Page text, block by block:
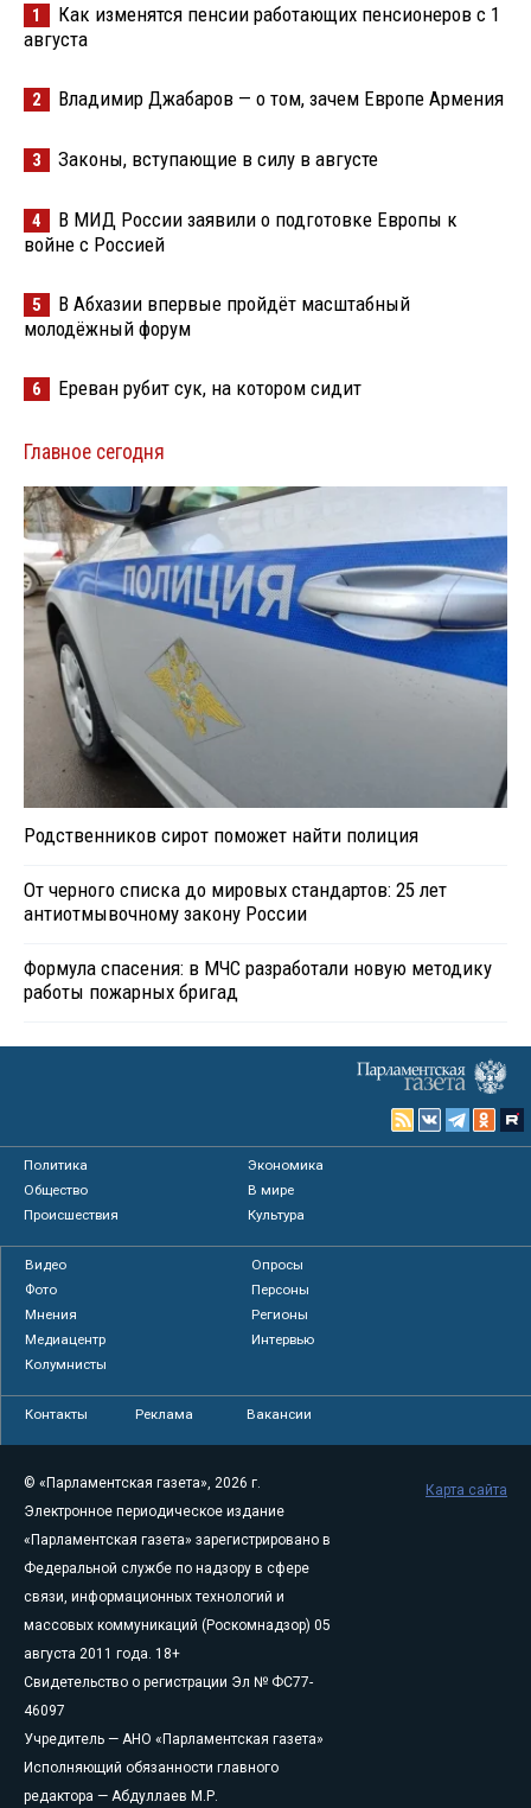
1
Как изменятся пенсии работающих пенсионеров с 1
августа
2 Владимир Джабаров — о том, зачем Европе Армения
3 Законы, вступающие в силу в августе
4
В МИД России заявили о подготовке Европы к
войне с Россией
5
В Абхазии впервые пройдёт масштабный
молодёжный форум
6 Ереван рубит сук, на котором сидит
Главное сегодня
Родственников сирот поможет найти полиция
От черного списка до мировых стандартов: 25 лет
антиотмывочному закону России
Формула спасения: в МЧС разработали новую методику
работы пожарных бригад
Политика
Экономика
Общество
В мире
Происшествия
Культура
Видео
Опросы
Фото
Персоны
Мнения
Регионы
Медиацентр
Интервью
Колумнисты
Контакты Реклама Вакансии
© «Парламентская газета», 2026 г.
Электронное периодическое издание
«Парламентская газета» зарегистрировано в
Федеральной службе по надзору в сфере
связи, информационных технологий и
массовых коммуникаций (Роскомнадзор) 05
августа 2011 года. 18+
Свидетельство о регистрации Эл № ФС77-
46097
Учредитель — АНО «Парламентская газета»
Исполняющий обязанности главного
редактора — Абдуллаев М.Р.
Карта сайта